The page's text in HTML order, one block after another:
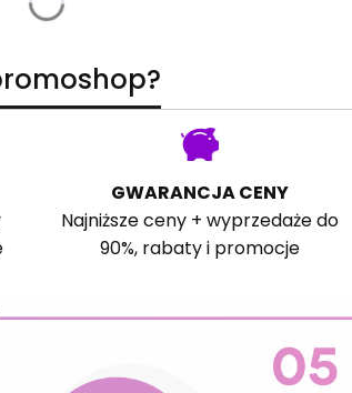
GWARANCJA CENY
Najniższe ceny + wyprzedaże do
90%, rabaty i promocje